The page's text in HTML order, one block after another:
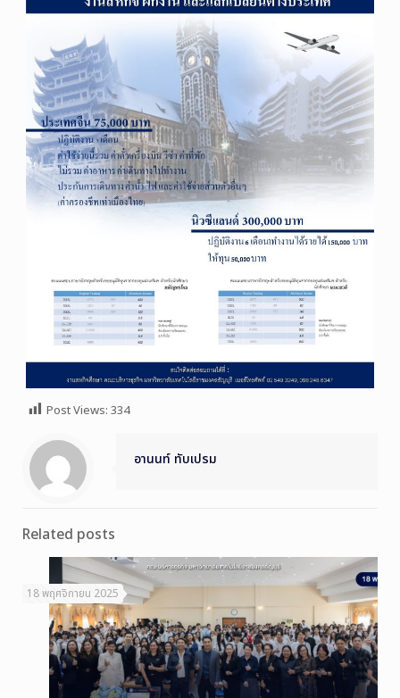
Post Views: 334
อานนท์ ทับเปรม
Related posts
18 พฤศจิกายน 2025